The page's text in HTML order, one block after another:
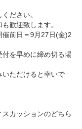
ださい。
歓迎致します。
催前日＝9月27日(金)2
付を早めに締め切る場
いただけると幸いで
カッションのどちら